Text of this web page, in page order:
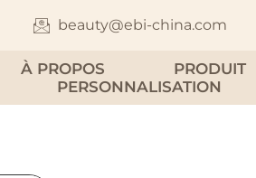
beauty@ebi-china.com
À PROPOS PRODUIT
PERSONNALISATION